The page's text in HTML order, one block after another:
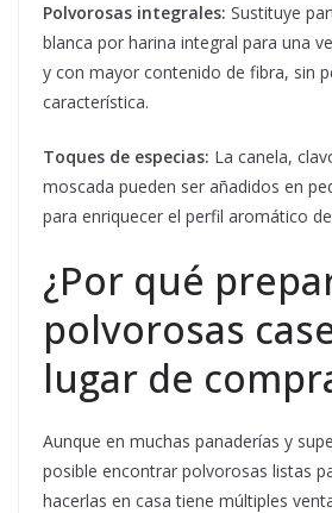
Polvorosas integrales: Sustituye
blanca por harina integral para una
y con mayor contenido de fibra, sin
característica.
Toques de especias: La canela,
moscada pueden ser añadidos en
para enriquecer el perfil aromático
¿Por qué
polvorosas
lugar de
Aunque en muchas panaderías y
posible encontrar polvorosas listas
hacerlas en casa tiene múltiples